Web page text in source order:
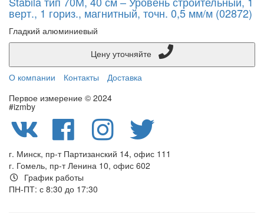
верт., 1 гориз., магнитный, точн. 0,5 мм/м (02872)
Гладкий алюминиевый
О компании
Контакты
Доставка
Первое измерение © 2024
#izmby
г. Минск, пр-т Партизанский 14, офис 111
г. Гомель, пр-т Ленина 10, офис 602
График работы
ПН-ПТ: с 8:30 до 17:30